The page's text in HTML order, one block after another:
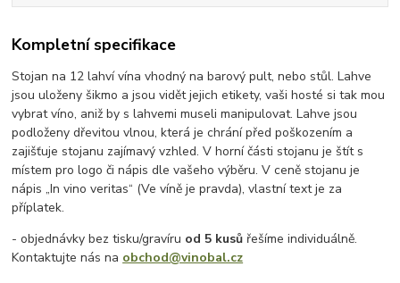
Kompletní specifikace
Stojan na 12 lahví vína vhodný na barový pult, nebo stůl. Lahve
jsou uloženy šikmo a jsou vidět jejich etikety, vaši hosté si tak mou
vybrat víno, aniž by s lahvemi museli manipulovat. Lahve jsou
podloženy dřevitou vlnou, která je chrání před poškozením a
zajišťuje stojanu zajímavý vzhled. V horní části stojanu je štít s
místem pro logo či nápis dle vašeho výběru. V ceně stojanu je
nápis „In vino veritas“ (Ve víně je pravda), vlastní text je za
příplatek.
- objednávky bez tisku/gravíru od 5 kusů řešíme individuálně.
Kontaktujte nás na obchod@vinobal.cz